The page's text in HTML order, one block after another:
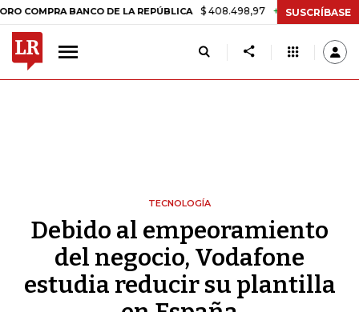
BANCO DE LA REPÚBLICA $ 408.498,97 +$ 8.753,81 +2,19%
SUSCRÍBASE
TECNOLOGÍA
Debido al empeoramiento
del negocio, Vodafone
estudia reducir su plantilla